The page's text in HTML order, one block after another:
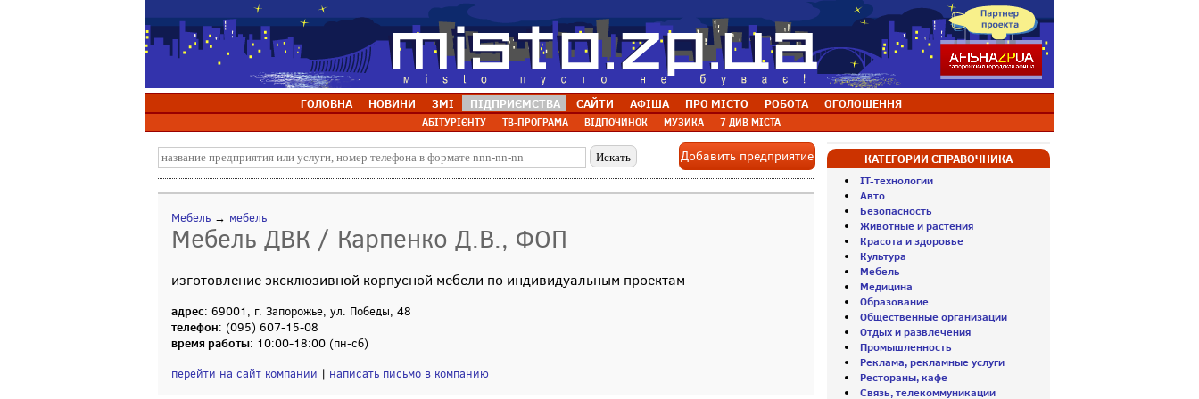
ГОЛОВНА НОВИНИ ЗМІ ПІДПРИЄМСТВА САЙТИ АФІША ПРО МІСТО РОБОТА ОГОЛОШЕННЯ
АБІТУРІЄНТУ ТВ-ПРОГРАМА ВІДПОЧИНОК МУЗИКА 7 ДИВ МІСТА
Добавить предприятие
Мебель → мебель
Мебель ДВК / Карпенко Д.В., ФОП
изготовление эксклюзивной корпусной мебели по индивидуальным проектам
адрес: 69001, г. Запорожье, ул. Победы, 48
телефон: (095) 607-15-08
время работы: 10:00-18:00 (пн-сб)
перейти на сайт компании | написать письмо в компанию
КАТЕГОРИИ СПРАВОЧНИКА
IT-технологии
Авто
Безопасность
Животные и растения
Красота и здоровье
Культура
Мебель
Медицина
Образование
Общественные организации
Отдых и развлечения
Промышленность
Реклама, рекламные услуги
Рестораны, кафе
Связь, телекоммуникации